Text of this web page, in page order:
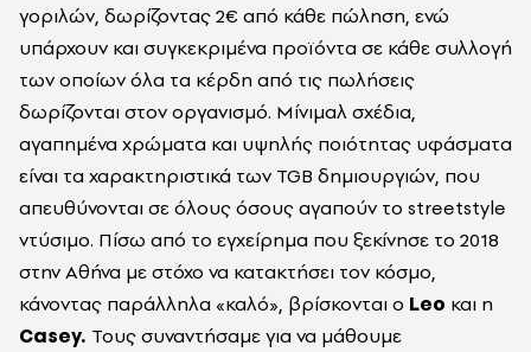
γοριλών, δωρίζοντας 2€ από κάθε πώληση, ενώ
υπάρχουν και συγκεκριμένα προϊόντα σε κάθε συλλογή
των οποίων όλα τα κέρδη από τις πωλήσεις
δωρίζονται στον οργανισμό. Μίνιμαλ σχέδια,
αγαπημένα χρώματα και υψηλής ποιότητας υφάσματα
είναι τα χαρακτηριστικά των TGB δημιουργιών, που
απευθύνονται σε όλους όσους αγαπούν το streetstyle
ντύσιμο. Πίσω από το εγχείρημα που ξεκίνησε το 2018
στην Αθήνα με στόχο να κατακτήσει τον κόσμο,
κάνοντας παράλληλα «καλό», βρίσκονται ο Leo και η
Casey. Τους συναντήσαμε για να μάθουμε